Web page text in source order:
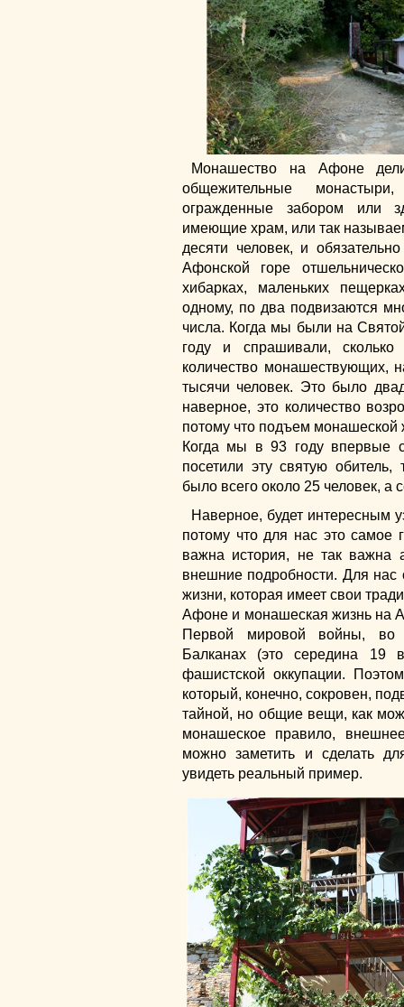
Монашество на Афоне
общежительные
огражденные забором или
имеющие храм, или так
десяти человек, и
Афонской горе
хибарках, маленьких
одному, по два подвизаются
числа. Когда мы были на
году и спрашивали, сколько
количество монашествующих,
тысячи человек. Это было
наверное, это количество
потому что подъем
Когда мы в 93 году впервые
посетили эту святую
было всего около 25 человек, а
Наверное, будет интересным
потому что для нас это самое
важна история, не так важна
внешние подробности. Для
жизни, которая имеет свои
Афоне и монашеская жизнь на
Первой мировой войны, во
Балканах (это середина
фашистской оккупации.
который, конечно, сокровен,
тайной, но общие вещи, как
монашеское правило,
можно заметить и сделать
увидеть реальный пример.